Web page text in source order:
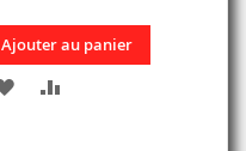
Ajouter au panier
AJOUTER